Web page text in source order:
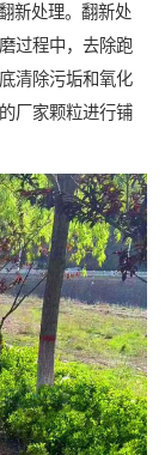
新处理。翻新处
过程中，去除跑
清除污垢和氧化
厂家颗粒进行铺